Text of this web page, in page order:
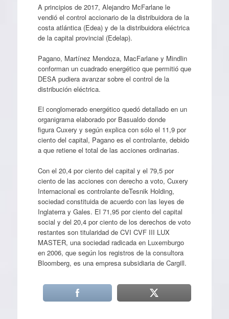
A principios de 2017, Alejandro McFarlane le
vendió el control accionario de la distribuidora de la
costa atlántica (Edea) y de la distribuidora eléctrica
de la capital provincial (Edelap).
Pagano, Martínez Mendoza, MacFarlane y Mindlin
conforman un cuadrado energético que permitió que
DESA pudiera avanzar sobre el control de la
distribución eléctrica.
El conglomerado energético quedó detallado en un
organigrama elaborado por Basualdo donde
figura Cuxery y según explica con sólo el 11,9 por
ciento del capital, Pagano es el controlante, debido
a que retiene el total de las acciones ordinarias.
Con el 20,4 por ciento del capital y el 79,5 por
ciento de las acciones con derecho a voto, Cuxery
Internacional es controlante deTesnik Holding,
sociedad constituida de acuerdo con las leyes de
Inglaterra y Gales. El 71,95 por ciento del capital
social y del 20,4 por ciento de los derechos de voto
restantes son titularidad de CVI CVF III LUX
MASTER, una sociedad radicada en Luxemburgo
en 2006, que según los registros de la consultora
Bloomberg, es una empresa subsidiaria de Cargill.